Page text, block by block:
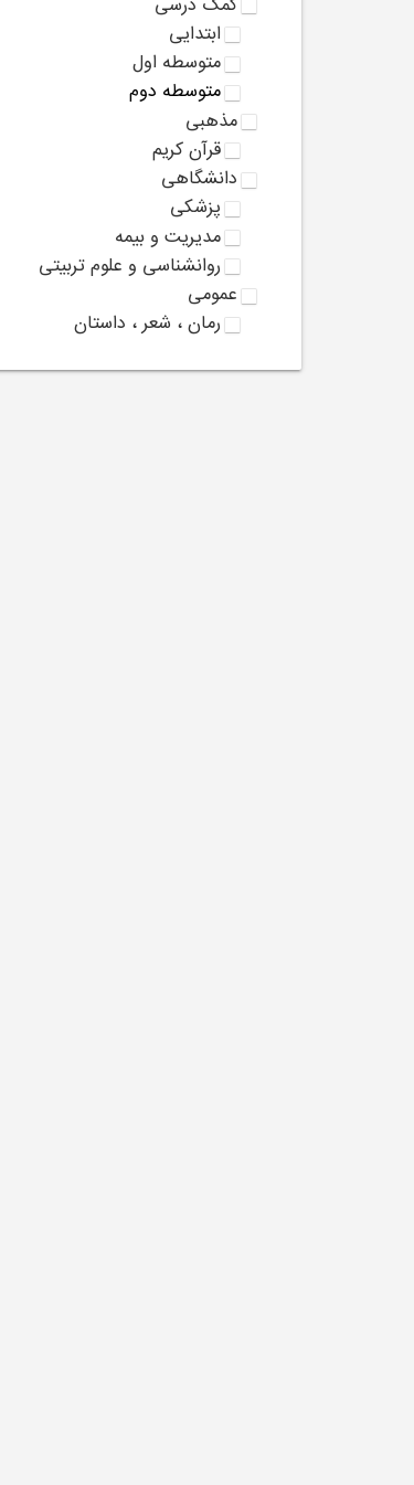
ابتدایی
متوسطه اول
متوسطه دوم
مذهبی
قرآن کریم
دانشگاهی
پزشکی
مدیریت و بیمه
روانشناسی و علوم تربیتی
عمومی
رمان ، شعر ، داستان